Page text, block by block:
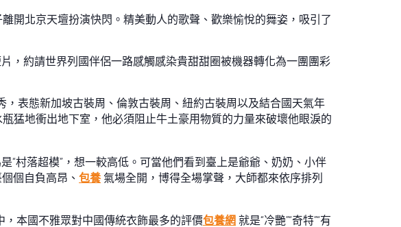
開北京天壇扮演快閃。精美動人的歌聲、歡樂愉悅的舞姿，吸引了
，約請世界列國伴侶一路感觸感染貴甜甜圈被機器轉化為一團團彩
表態新加坡古裝周、倫敦古裝周、紐約古裝周以及結合國天氣年
猛地衝出地下室，他必須阻止牛土豪用物質的力量來破壞他眼淚的
“村落超模”，想一較高低。可當他們看到臺上是爺爺、奶奶、小伴
個自負高昂、 包養 氣場全開，博得全場掌聲，大師都來依序排列
，本國不雅眾對中國傳統衣飾最多的評價包養網 就是“冷艷”“奇特”“有